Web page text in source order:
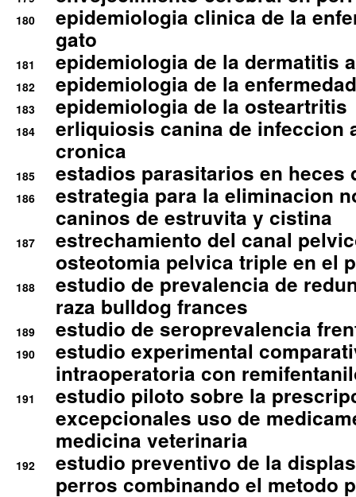
180
epidemiologia clinica de la
gato
181 epidemiologia de la dermatitis
182 epidemiologia de la
183 epidemiologia de la osteartritis
184
erliquiosis canina de infeccion
cronica
185 estadios parasitarios en heces
186
estrategia para la eliminacion
caninos de estruvita y cistina
187
estrechamiento del canal
osteotomia pelvica triple en el
188
estudio de prevalencia de
raza bulldog frances
189 estudio de seroprevalencia
190
estudio experimental
intraoperatoria con
191
estudio piloto sobre la
excepcionales uso de
medicina veterinaria
192
estudio preventivo de la
perros combinando el metodo